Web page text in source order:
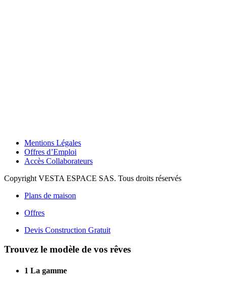
Mentions Légales
Offres d’Emploi
Accès Collaborateurs
Copyright VESTA ESPACE SAS. Tous droits réservés
Plans de maison
Offres
Devis Construction Gratuit
Trouvez le modèle de vos rêves
1 La gamme